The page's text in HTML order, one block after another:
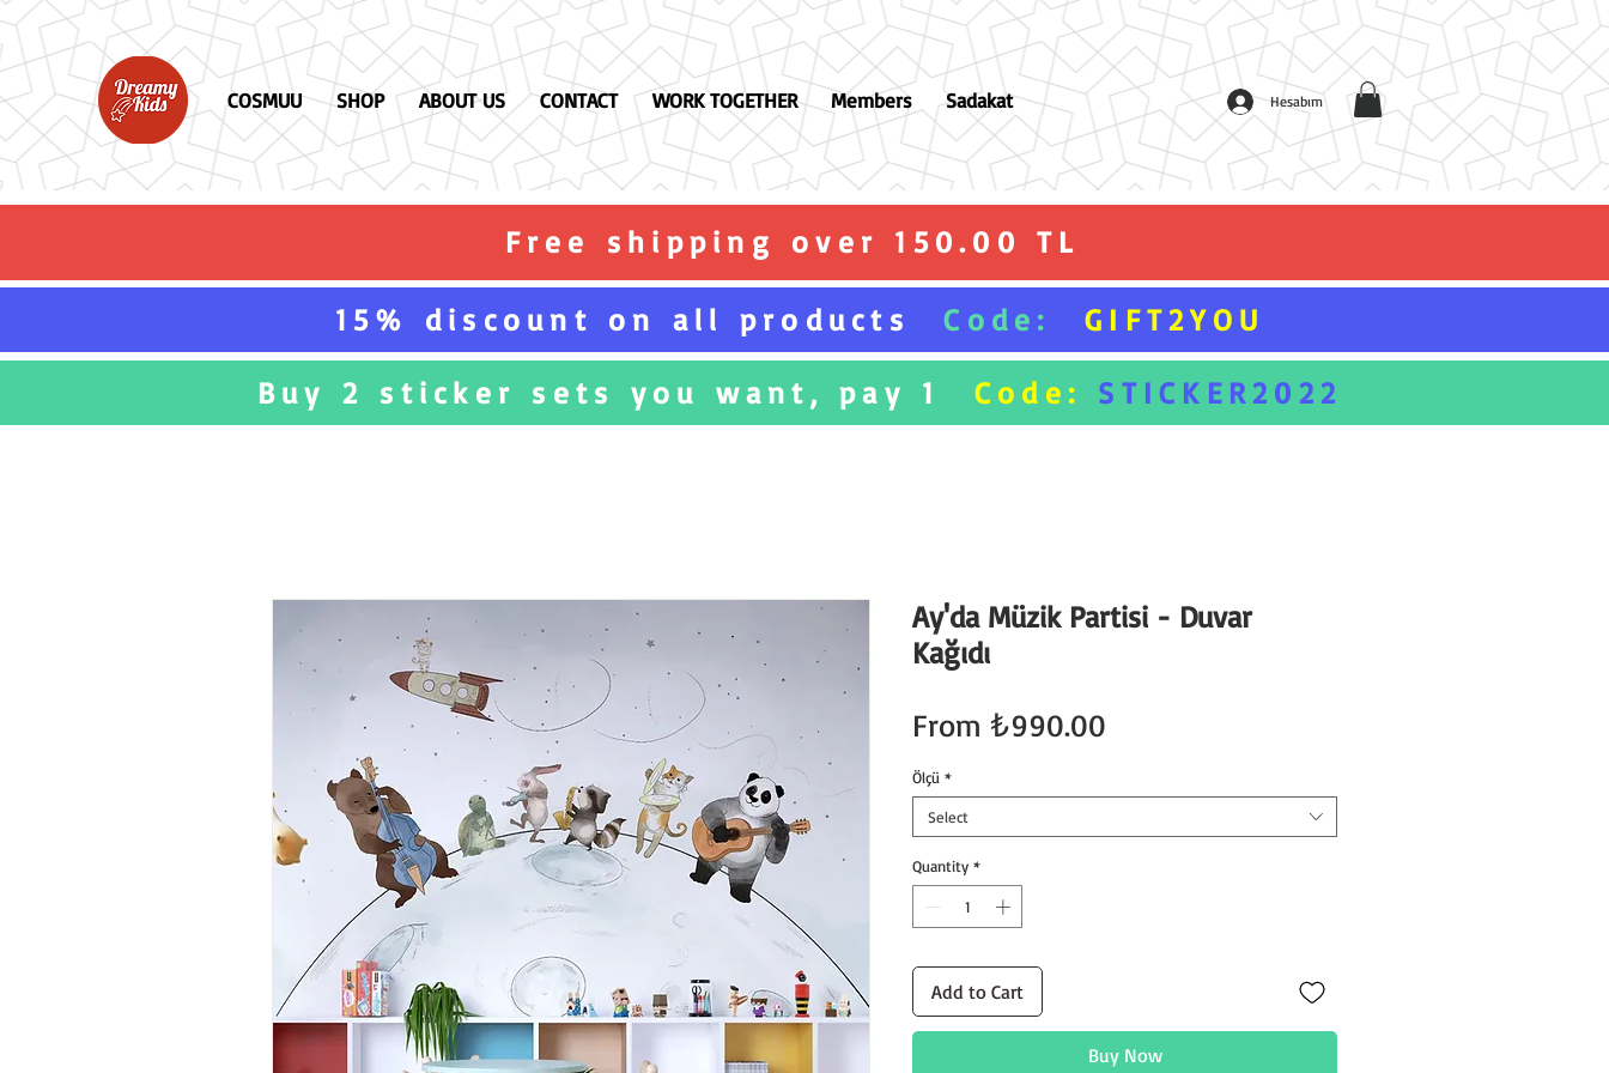
COSMUU SHOP ABOUT US CONTACT WORK TOGETHER Members Sadakat Hesabım
Free shipping over 150.00 TL
15% discount on all products Code:
GIFT2YOU
Buy 2 sticker sets you want, pay 1
Code: STICKER2022
Ay'da Müzik Partisi - Duvar
Kağıdı
From ₺990.00
Ölçü *
Select
Quantity *
Add to Cart
Buy Now